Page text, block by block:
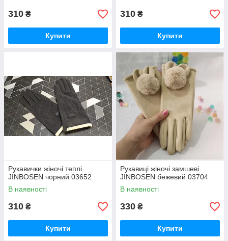
310 ₴
Купити
310 ₴
Купити
Рукавички жіночі теплі
JINBOSEN чорний 03652
В наявності
310 ₴
Купити
Рукавиці жіночі замшеві
JINBOSEN бежевий 03704
В наявності
330 ₴
Купити